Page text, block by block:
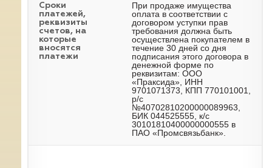
Сроки
платежей,
реквизиты
счетов, на
которые
вносятся
платежи
При продаже имущества
оплата в соответствии с
договором уступки прав
требования должна быть
осуществлена покупателем в
течение 30 дней со дня
подписания этого договора в
денежной форме по
реквизитам: ООО
«Праксида», ИНН
9701071373, КПП 770101001,
р/с
№40702810200000089963,
БИК 044525555, к/с
30101810400000000555 в
ПАО «Промсвязьбанк».